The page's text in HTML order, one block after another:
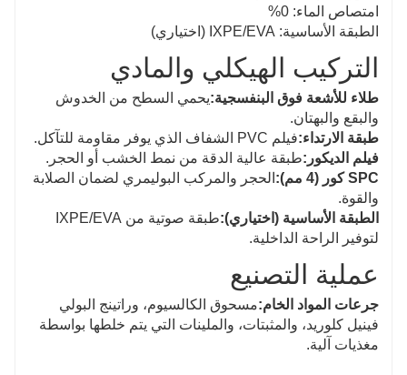
امتصاص الماء: 0%
الطبقة الأساسية: IXPE/EVA (اختياري)
التركيب الهيكلي والمادي
طلاء للأشعة فوق البنفسجية:يحمي السطح من الخدوش
والبقع والبهتان.
طبقة الارتداء:فيلم PVC الشفاف الذي يوفر مقاومة للتآكل.
فيلم الديكور:طبقة عالية الدقة من نمط الخشب أو الحجر.
SPC كور (4 مم):
الحجر والمركب البوليمري لضمان الصلابة
والقوة.
الطبقة الأساسية (اختياري):
طبقة صوتية من IXPE/EVA
لتوفير الراحة الداخلية.
عملية التصنيع
جرعات المواد الخام:مسحوق الكالسيوم، وراتينج البولي
فينيل كلوريد، والمثبتات، والملينات التي يتم خلطها بواسطة
مغذيات آلية.